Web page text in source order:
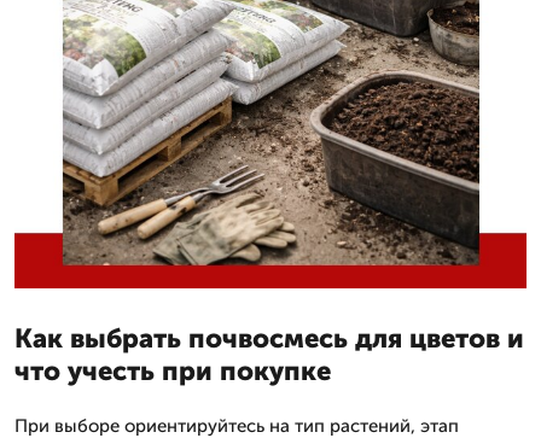
Как выбрать почвосмесь для цветов и
что учесть при покупке
При выборе ориентируйтесь на тип растений, этап